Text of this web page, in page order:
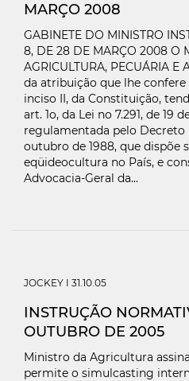
MARÇO 2008
GABINETE DO MINISTRO
8, DE 28 DE MARÇO 2008 O
AGRICULTURA, PECUÁRIA E
da atribuição que lhe
inciso II, da Constituição,
art. 1o, da Lei no 7.291, de 19
regulamentada pelo Decreto
outubro de 1988, que dispõe
eqüideocultura no País, e
Advocacia-Geral da...
JOCKEY I 31.10.05
INSTRUÇÃO
OUTUBRO DE 2005
Ministro da Agricultura
permite o simulcasting